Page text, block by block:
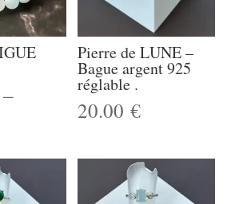
–
:
€
Pierre de LUNE –
Bague argent 925
réglable .
20.00€